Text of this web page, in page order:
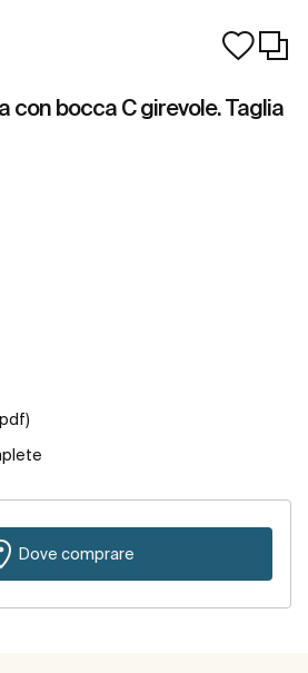
con bocca C girevole. Taglia
Dove comprare